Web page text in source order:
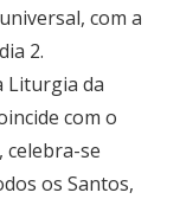
com a
2.
Liturgia da
com o
celebra-se
os Santos,